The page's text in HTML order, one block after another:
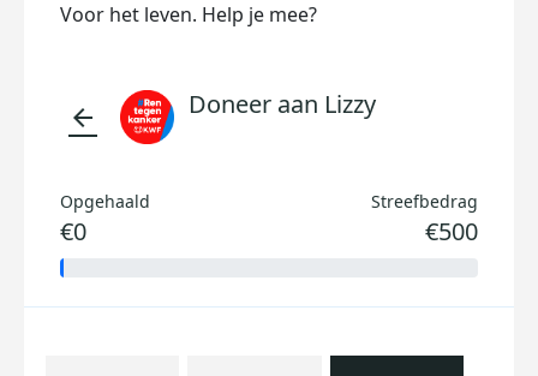
Voor het leven. Help je mee?
arrow_back Doneer aan Lizzy
Opgehaald
€0
Streefbedrag
€500